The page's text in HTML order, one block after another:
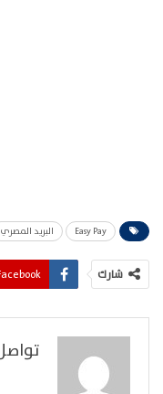
Easy Pay البريد المصري
شارك
تواصل